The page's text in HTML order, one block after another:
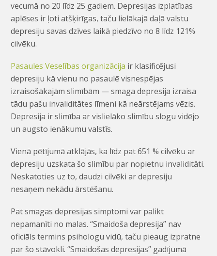
vecumā no 20 līdz 25 gadiem. Depresijas izplatības
aplēses ir ļoti atšķirīgas, taču lielākajā daļā valstu
depresiju savas dzīves laikā piedzīvo no 8 līdz 121%
cilvēku.
Pasaules Veselības organizācija ir klasificējusi
depresiju kā vienu no pasaulē visnespējas
izraisošākajām slimībām — smaga depresija izraisa
tādu pašu invaliditātes līmeni kā neārstējams vēzis.
Depresija ir slimība ar vislielāko slimību slogu vidējo
un augsto ienākumu valstīs.
Vienā pētījumā atklājās, ka līdz pat 651 % cilvēku ar
depresiju uzskata šo slimību par nopietnu invaliditāti.
Neskatoties uz to, daudzi cilvēki ar depresiju
nesaņem nekādu ārstēšanu.
Pat smagas depresijas simptomi var palikt
nepamanīti no malas. “Smaidoša depresija” nav
oficiāls termins psihologu vidū, taču pieaug izpratne
par šo stāvokli. “Smaidošas depresijas” gadījumā